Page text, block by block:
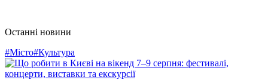
Останні новини
#Місто#Культура